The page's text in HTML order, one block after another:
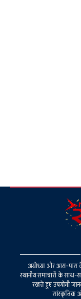
अयोध्या और आस-पास के
स्थानीय समाचारों के
रखते हुए उपयोगी
सांस्कृतिक